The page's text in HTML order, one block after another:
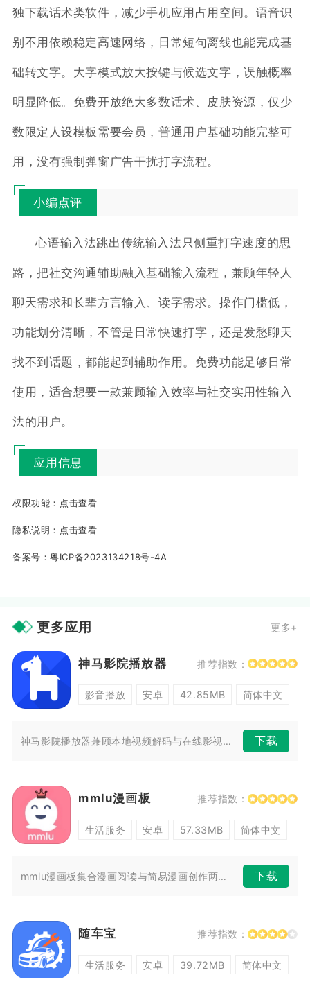
独下载话术类软件，减少手机应用占用空间。语音识
别不用依赖稳定高速网络，日常短句离线也能完成基
础转文字。大字模式放大按键与候选文字，误触概率
明显降低。免费开放绝大多数话术、皮肤资源，仅少
数限定人设模板需要会员，普通用户基础功能完整可
用，没有强制弹窗广告干扰打字流程。
小编点评
心语输入法跳出传统输入法只侧重打字速度的思
路，把社交沟通辅助融入基础输入流程，兼顾年轻人
聊天需求和长辈方言输入、读字需求。操作门槛低，
功能划分清晰，不管是日常快速打字，还是发愁聊天
找不到话题，都能起到辅助作用。免费功能足够日常
使用，适合想要一款兼顾输入效率与社交实用性输入
法的用户。
应用信息
权限功能： 点击查看
隐私说明： 点击查看
备案号：粤ICP备2023134218号-4A
更多应用 更多+
神马影院播放器 推荐指数：
影音播放 安卓 42.85MB 简体中文
神马影院播放器兼顾本地视频解码与在线影视播放两大核心能力，面向日常有观... 下载
mmlu漫画板 推荐指数：
生活服务 安卓 57.33MB 简体中文
mmlu漫画板集合漫画阅读与简易漫画创作两大核心功能，面向广大二次元漫... 下载
随车宝 推荐指数：
生活服务 安卓 39.72MB 简体中文